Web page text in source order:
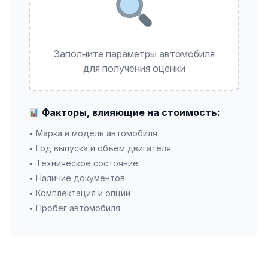
Заполните параметры автомобиля
для получения оценки
Факторы, влияющие на стоимость:
• Марка и модель автомобиля
• Год выпуска и объем двигателя
• Техническое состояние
• Наличие документов
• Комплектация и опции
• Пробег автомобиля